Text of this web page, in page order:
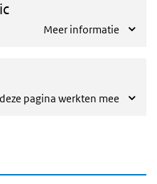
Meer informatie
pagina werkten mee